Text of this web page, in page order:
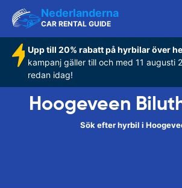
Nederlanderna
CAR RENTAL GUIDE
Upp till 20% rabatt på hyrbilar över
kampanj gäller till och med 11 augusti
redan idag!
Hoogeveen
Sök efter hyrbil i